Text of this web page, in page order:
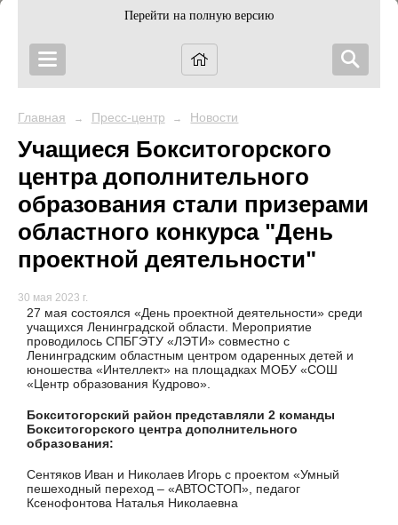
Перейти на полную версию
Главная → Пресс-центр → Новости
Учащиеся Бокситогорского
центра дополнительного
образования стали призерами
областного конкурса "День
проектной деятельности"
30 мая 2023 г.
27 мая состоялся «День проектной деятельности» среди
учащихся Ленинградской области. Мероприятие
проводилось СПБГЭТУ «ЛЭТИ» совместно с
Ленинградским областным центром одаренных детей и
юношества «Интеллект» на площадках МОБУ «СОШ
«Центр образования Кудрово».
Бокситогорский район представляли 2 команды
Бокситогорского центра дополнительного
образования:
Сентяков Иван и Николаев Игорь с проектом «Умный
пешеходный переход – «АВТОСТОП», педагог
Ксенофонтова Наталья Николаевна